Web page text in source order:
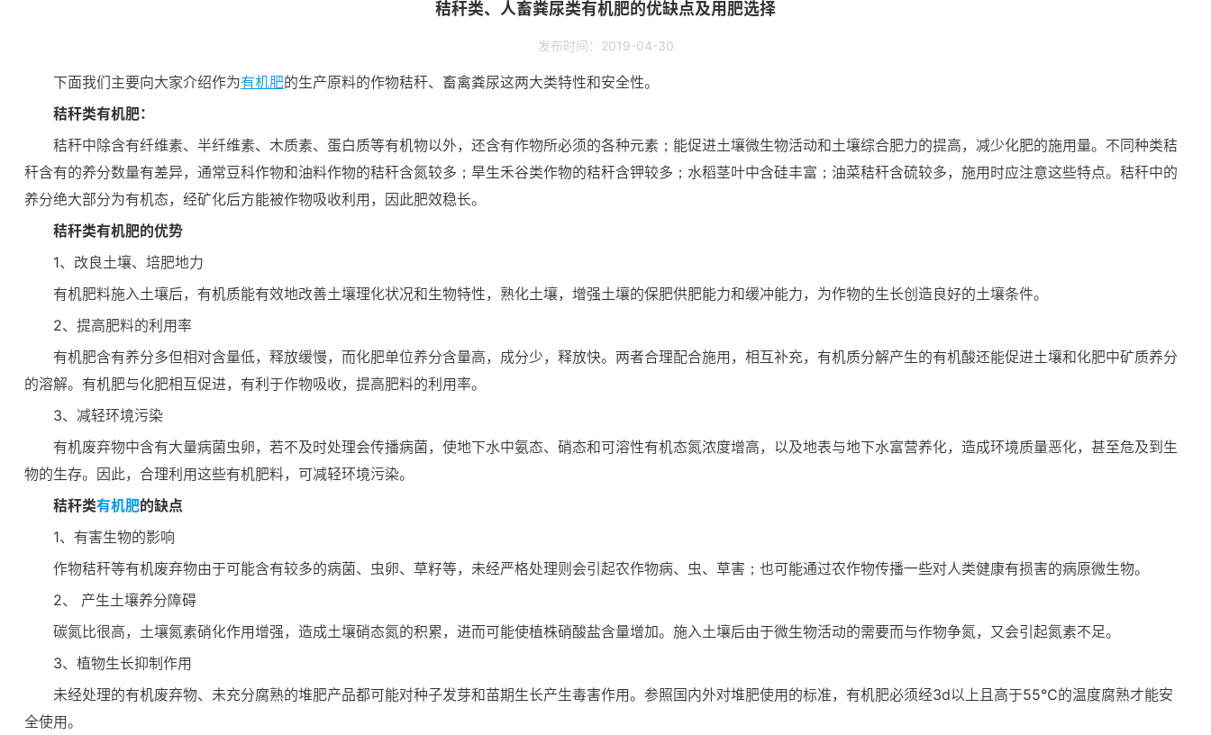
秸秆类、人畜粪尿类有机肥的优缺点及用肥选择
发布时间：2019-04-30
下面我们主要向大家介绍作为有机肥的生产原料的作物秸秆、畜禽粪尿这两大类特性和安全性。
秸秆类有机肥：
秸秆中除含有纤维素、半纤维素、木质素、蛋白质等有机物以外，还含有作物所必须的各种元素；能促进土壤微生物活动和土壤综合肥力的提高，减少化肥的施用量。不同种类秸
秆含有的养分数量有差异，通常豆科作物和油料作物的秸秆含氮较多；旱生禾谷类作物的秸秆含钾较多；水稻茎叶中含硅丰富；油菜秸秆含硫较多，施用时应注意这些特点。秸秆中的
养分绝大部分为有机态，经矿化后方能被作物吸收利用，因此肥效稳长。
秸秆类有机肥的优势
1、改良土壤、培肥地力
有机肥料施入土壤后，有机质能有效地改善土壤理化状况和生物特性，熟化土壤，增强土壤的保肥供肥能力和缓冲能力，为作物的生长创造良好的土壤条件。
2、提高肥料的利用率
有机肥含有养分多但相对含量低，释放缓慢，而化肥单位养分含量高，成分少，释放快。两者合理配合施用，相互补充，有机质分解产生的有机酸还能促进土壤和化肥中矿质养分
的溶解。有机肥与化肥相互促进，有利于作物吸收，提高肥料的利用率。
3、减轻环境污染
有机废弃物中含有大量病菌虫卵，若不及时处理会传播病菌，使地下水中氨态、硝态和可溶性有机态氮浓度增高，以及地表与地下水富营养化，造成环境质量恶化，甚至危及到生
物的生存。因此，合理利用这些有机肥料，可减轻环境污染。
秸秆类有机肥的缺点
1、有害生物的影响
作物秸秆等有机废弃物由于可能含有较多的病菌、虫卵、草籽等，未经严格处理则会引起农作物病、虫、草害；也可能通过农作物传播一些对人类健康有损害的病原微生物。
2、 产生土壤养分障碍
碳氮比很高，土壤氮素硝化作用增强，造成土壤硝态氮的积累，进而可能使植株硝酸盐含量增加。施入土壤后由于微生物活动的需要而与作物争氮，又会引起氮素不足。
3、植物生长抑制作用
未经处理的有机废弃物、未充分腐熟的堆肥产品都可能对种子发芽和苗期生长产生毒害作用。参照国内外对堆肥使用的标准，有机肥必须经3d以上且高于55℃的温度腐熟才能安
全使用。